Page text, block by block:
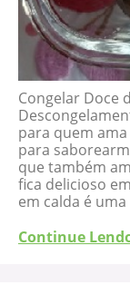
Congelar Doce
para quem
para
que também
fica delicioso
em calda é
Continue